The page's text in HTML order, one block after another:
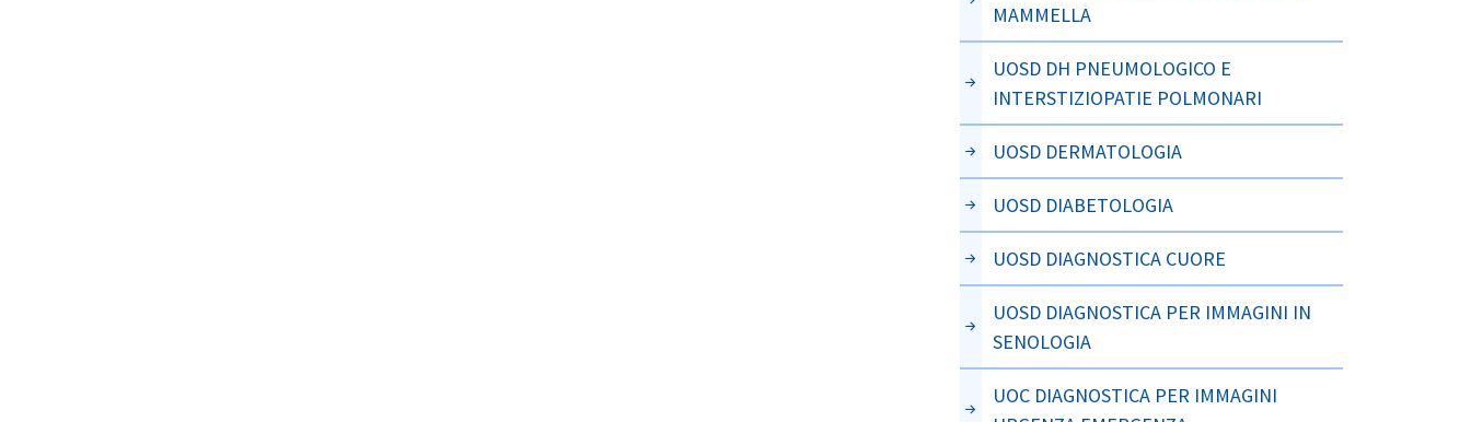
MAMMELLA
UOSD DH PNEUMOLOGICO E
INTERSTIZIOPATIE POLMONARI
UOSD DERMATOLOGIA
UOSD DIABETOLOGIA
UOSD DIAGNOSTICA CUORE
UOSD DIAGNOSTICA PER IMMAGINI IN
SENOLOGIA
UOC DIAGNOSTICA PER IMMAGINI